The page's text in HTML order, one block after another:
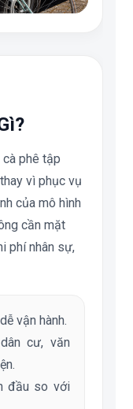
cà phê tập
vì phục vụ
của mô hình
cần mặt
phí nhân sự,
vận hành.
cư, văn
đầu so với